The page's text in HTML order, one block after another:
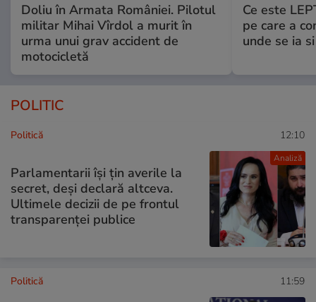
Doliu în Armata României. Pilotul
militar Mihai Vîrdol a murit în
urma unui grav accident de
motocicletă
Ce este
pe care a
unde se ia
POLITIC
Analiză
Politică 12:10
Parlamentarii își țin averile la
secret, deși declară altceva.
Ultimele decizii de pe frontul
transparenței publice
Politică 11:59